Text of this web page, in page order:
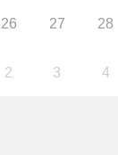
26 27 28
2 3 4